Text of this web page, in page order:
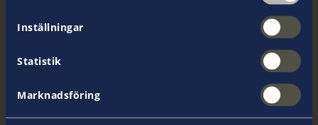
Inställningar
Statistik
Marknadsföring